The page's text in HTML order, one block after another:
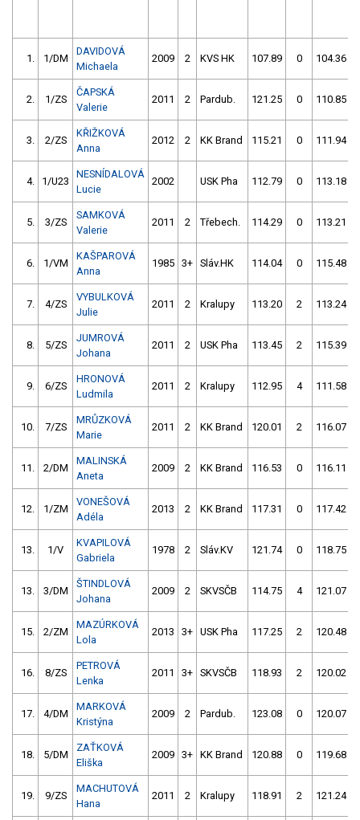
1. 1/DM
DAVIDOVÁ
Michaela
2009 2 KVS HK 107.89 0 104.36
2. 1/ZS
ČAPSKÁ
Valerie
2011 2 Pardub. 121.25 0 110.85
3. 2/ZS
KŘIŽKOVÁ
Anna
2012 2 KK Brand 115.21 0 111.94
4. 1/U23
NESNÍDALOVÁ
Lucie
2002 USK Pha 112.79 0 113.18
5. 3/ZS
SAMKOVÁ
Valerie
2011 2 Třebech. 114.29 0 113.21
6. 1/VM
KAŠPAROVÁ
Anna
1985 3+ Sláv.HK 114.04 0 115.48
7. 4/ZS
VYBULKOVÁ
Julie
2011 2 Kralupy 113.20 2 113.24
8. 5/ZS
JUMROVÁ
Johana
2011 2 USK Pha 113.45 2 115.39
9. 6/ZS
HRONOVÁ
Ludmila
2011 2 Kralupy 112.95 4 111.58
10. 7/ZS
MRŮZKOVÁ
Marie
2011 2 KK Brand 120.01 2 116.07
11. 2/DM
MALINSKÁ
Aneta
2009 2 KK Brand 116.53 0 116.11
12. 1/ZM
VONEŠOVÁ
Adéla
2013 2 KK Brand 117.31 0 117.42
13. 1/V
KVAPILOVÁ
Gabriela
1978 2 Sláv.KV 121.74 0 118.75
13. 3/DM
ŠTINDLOVÁ
Johana
2009 2 SKVSČB 114.75 4 121.07
15. 2/ZM
MAZÚRKOVÁ
Lola
2013 3+ USK Pha 117.25 2 120.48
16. 8/ZS
PETROVÁ
Lenka
2011 3+ SKVSČB 118.93 2 120.02
17. 4/DM
MARKOVÁ
Kristýna
2009 2 Pardub. 123.08 0 120.07
18. 5/DM
ZAŤKOVÁ
Eliška
2009 3+ KK Brand 120.88 0 119.68
19. 9/ZS
MACHUTOVÁ
Hana
2011 2 Kralupy 118.91 2 121.24